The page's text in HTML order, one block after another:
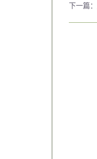
下一篇：